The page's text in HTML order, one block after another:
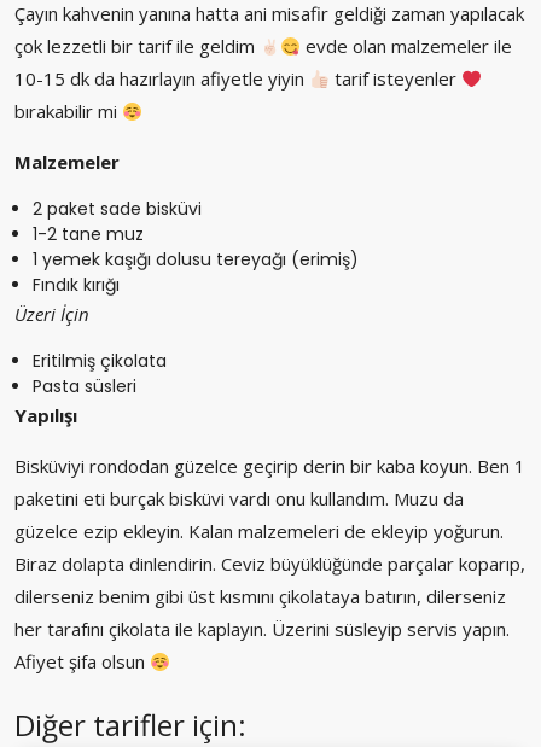
Çayın kahvenin yanına hatta ani misafir geldiği zaman yapılacak
çok lezzetli bir tarif ile geldim
evde olan malzemeler ile
10-15 dk da hazırlayın afiyetle yiyin
tarif isteyenler
bırakabilir mi
Malzemeler
2 paket sade bisküvi
1-2 tane muz
1 yemek kaşığı dolusu tereyağı (erimiş)
Fındık kırığı
Üzeri İçin
Eritilmiş çikolata
Pasta süsleri
Yapılışı
Bisküviyi rondodan güzelce geçirip derin bir kaba koyun. Ben 1
paketini eti burçak bisküvi vardı onu kullandım. Muzu da
güzelce ezip ekleyin. Kalan malzemeleri de ekleyip yoğurun.
Biraz dolapta dinlendirin. Ceviz büyüklüğünde parçalar koparıp,
dilerseniz benim gibi üst kısmını çikolataya batırın, dilerseniz
her tarafını çikolata ile kaplayın. Üzerini süsleyip servis yapın.
Afiyet şifa olsun
Diğer tarifler için: